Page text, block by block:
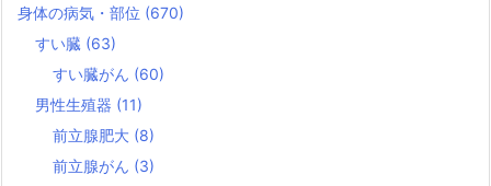
身体の病気・部位 (670)
すい臓 (63)
すい臓がん (60)
男性生殖器 (11)
前立腺肥大 (8)
前立腺がん (3)